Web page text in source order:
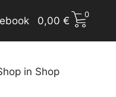
0,00 €
0
in Shop